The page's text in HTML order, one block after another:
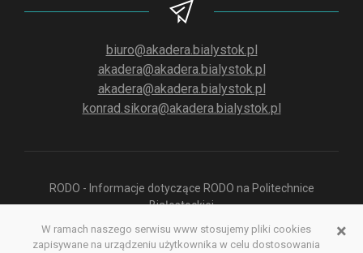
biuro@akadera.bialystok.pl
akadera@akadera.bialystok.pl
akadera@akadera.bialystok.pl
konrad.sikora@akadera.bialystok.pl
RODO - Informacje dotyczące RODO na Politechnice
Białostockiej
Polityka prywatności aplikacji służącej do odsłuchu Radia
×
W ramach naszego serwisu www stosujemy pliki cookies
zapisywane na urządzeniu użytkownika w celu dostosowania